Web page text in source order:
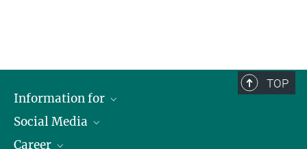
TOP
Information for
Journalists
School
Social Media
LinkedIn
Career